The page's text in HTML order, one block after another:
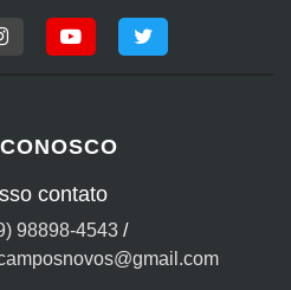
contato
98898-4543/